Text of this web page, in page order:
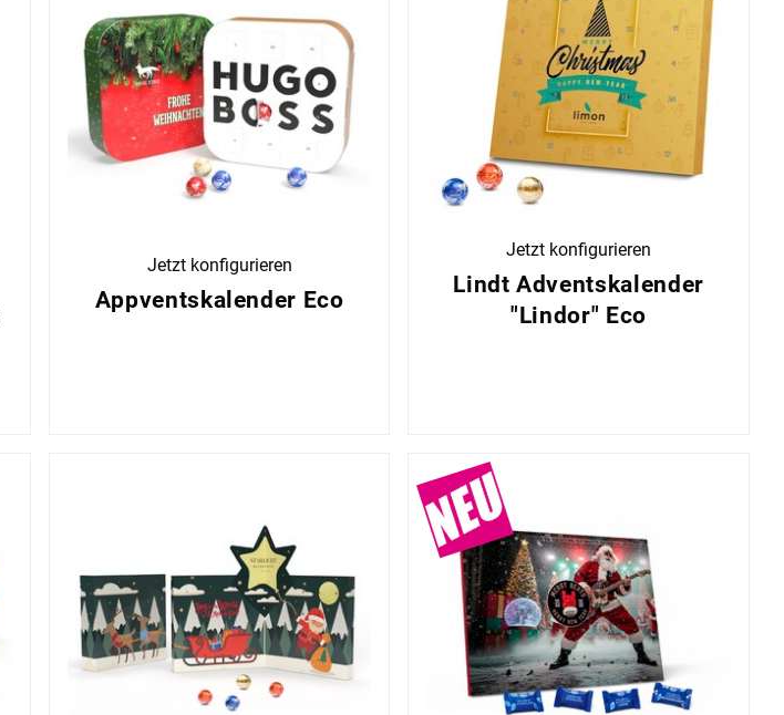
Jetzt konfigurieren
Appventskalender Eco
Jetzt konfigurieren
Lindt Adventskalender
"Lindor" Eco